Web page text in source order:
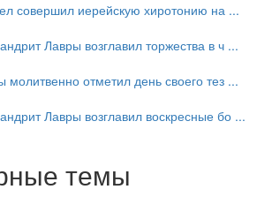
совершил иерейскую хиротонию на ...
Лавры возглавил торжества в ч ...
молитвенно отметил день своего тез ...
Лавры возглавил воскресные бо ...
темы